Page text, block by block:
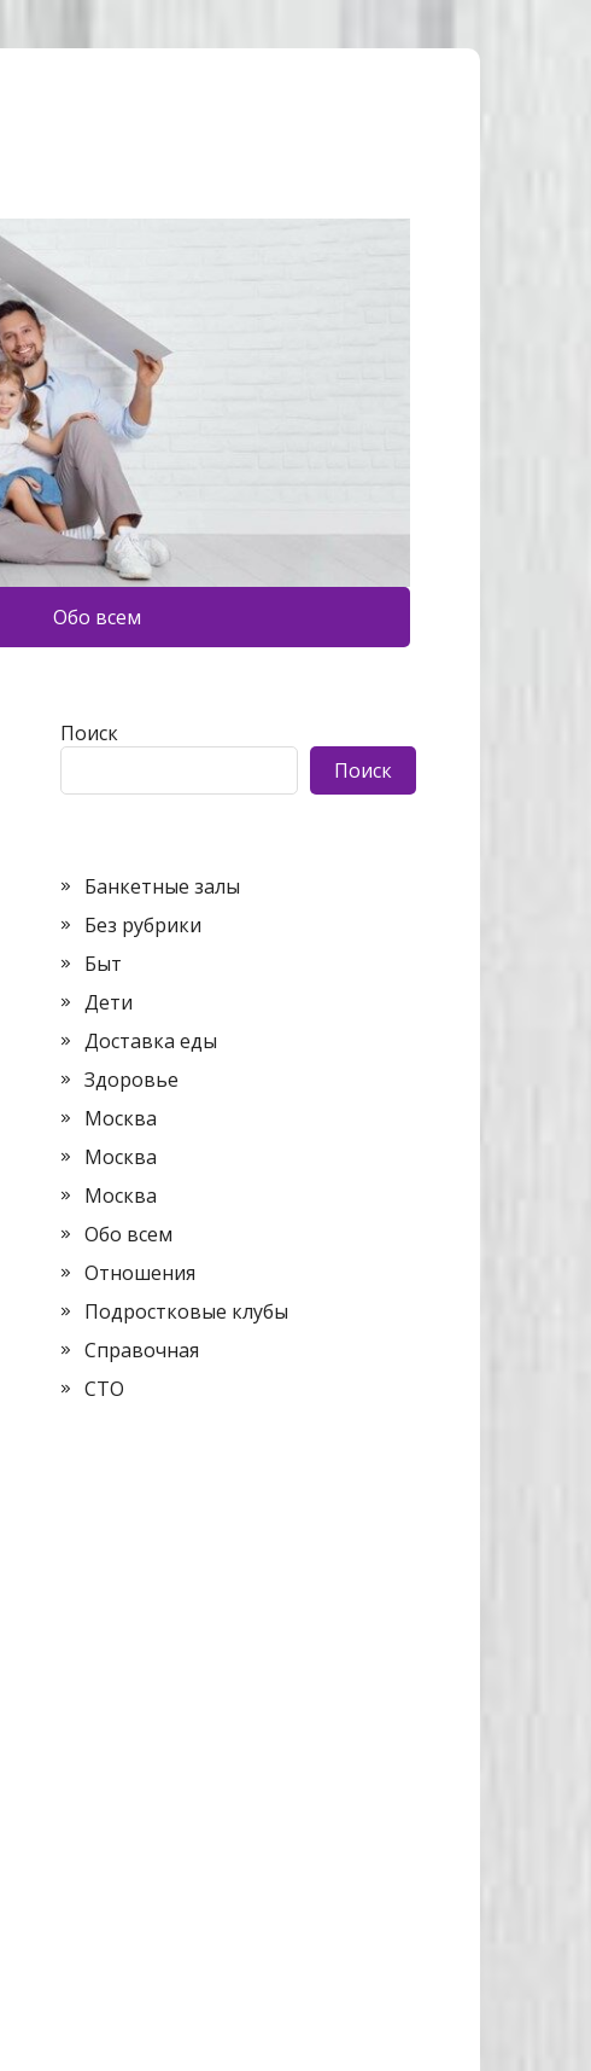
Обо всем
Поиск
Поиск
Банкетные залы
Без рубрики
Быт
Дети
Доставка еды
Здоровье
Москва
Москва
Москва
Обо всем
Отношения
Подростковые клубы
Справочная
СТО